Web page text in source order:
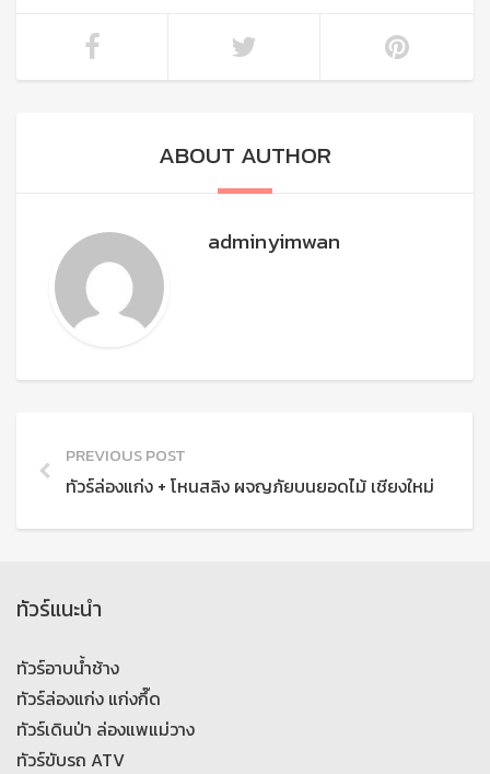
ABOUT AUTHOR
adminyimwan
PREVIOUS POST
ทัวร์ล่องแก่ง + โหนสลิง ผจญภัยบนยอดไม้ เชียงใหม่
ทัวร์แนะนำ
ทัวร์อาบน้ำช้าง
ทัวร์ล่องแก่ง แก่งกึ๊ด
ทัวร์เดินป่า ล่องแพแม่วาง
ทัวร์ขับรถ ATV